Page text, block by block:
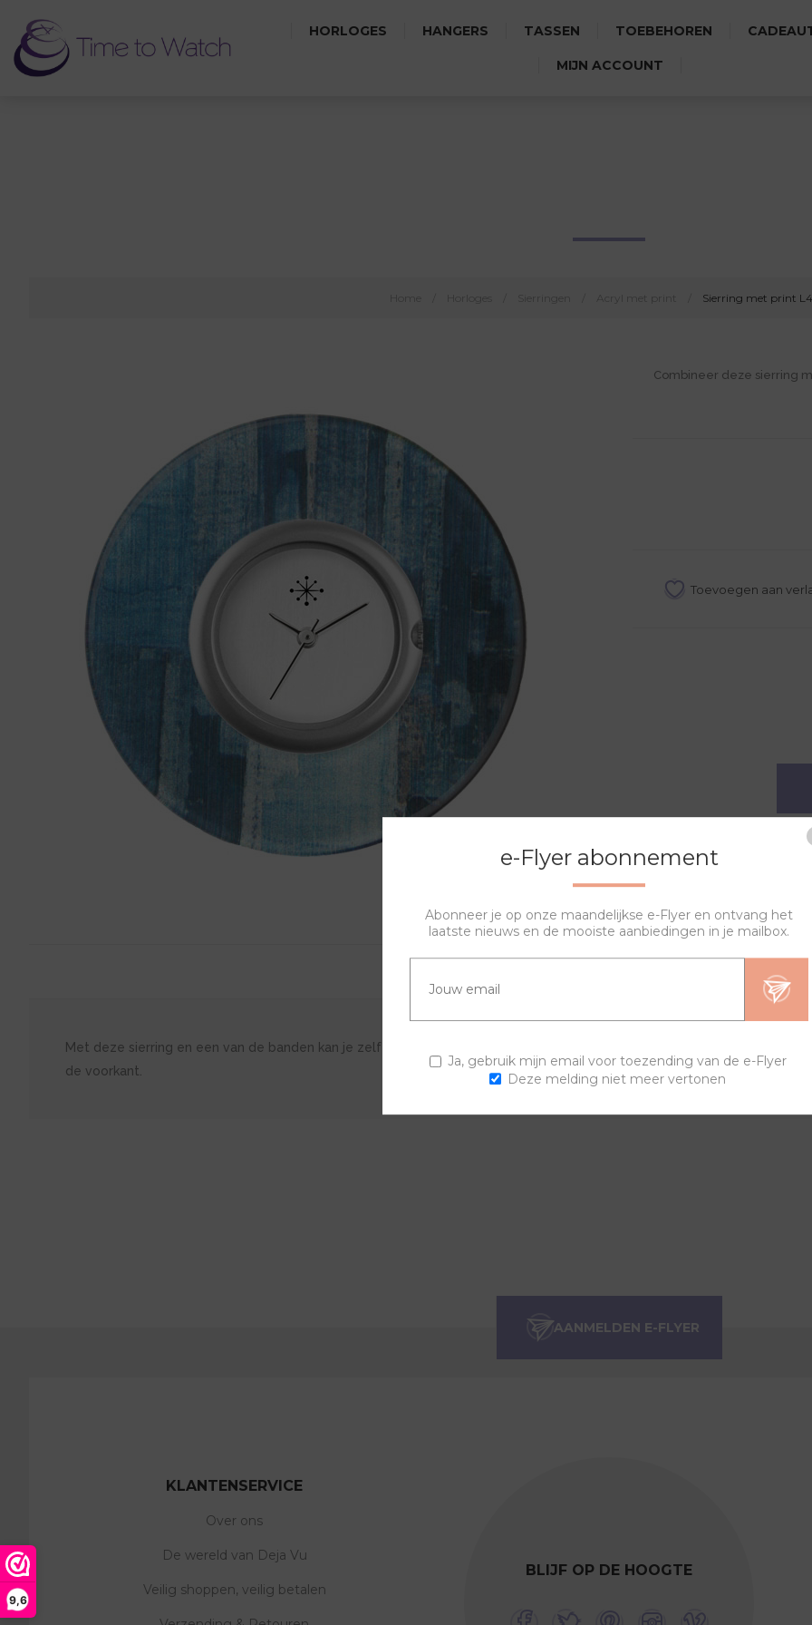
9,6
HORLOGES HANGERS TASSEN TOEBEHOREN
MIJN ACCOUNT
Sierring met print
Combineer deze sierring
VRAGEN?
Met deze sierring en een van de banden kan je zelf je eigen horloge samenstellen. De lyric sierring bestaat uit een
de voorkant.
BLIJF OP DE HOOGTE
KLANTENSERVICE
Over ons
De wereld van Deja Vu
Veilig shoppen, veilig betalen
e-Flyer abonnement
Abonneer je op onze maandelijkse e-Flyer en ontvang het
laatste nieuws en de mooiste aanbiedingen in je mailbox.
Ja, gebruik mijn email voor toezending van de e-Flyer
Deze melding niet meer vertonen